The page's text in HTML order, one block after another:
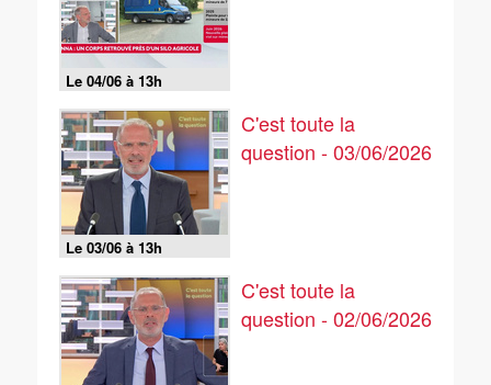
Le 04/06 à 13h
Le 03/06 à 13h
C'est toute la
question - 03/06/2026
C'est toute la
question - 02/06/2026